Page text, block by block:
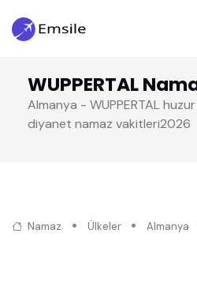
WUPPERTAL
Almanya - WUPPERTAL
diyanet namaz vakitleri2026
Namaz Ülkeler Almanya